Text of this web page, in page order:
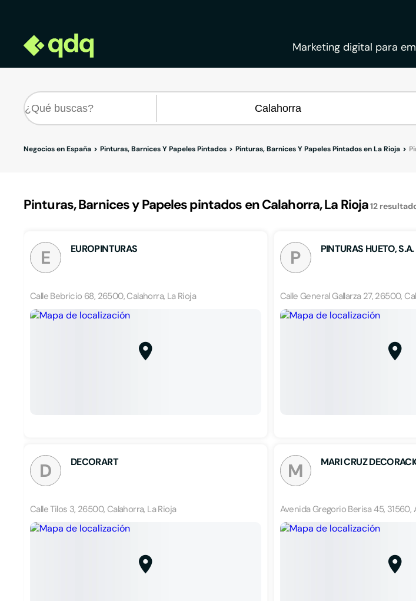
Marketing digital para
Negocios en España Pinturas, Barnices Y Papeles Pintados Pinturas, Barnices Y Papeles Pintados en La Rioja
Pinturas, Barnices y Papeles pintados en Calahorra, La Rioja12
E EUROPINTURAS
Calle Bebricio 68, 26500, Calahorra, La Rioja
P PINTURAS HUETO, S.A.
Calle General Gallarza 27, 26500,
D DECORART
Calle Tilos 3, 26500, Calahorra, La Rioja
M MARI CRUZ
Avenida Gregorio Berisa 45, 31560,